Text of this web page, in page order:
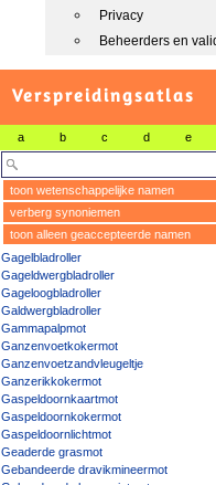
Privacy
Beheerders en
Verspreidingsatlas
a b c d e
toon wetenschappelijke namen
verberg synoniemen
toon alleen geaccepteerde namen
Gagelbladroller
Gageldwergbladroller
Gageloogbladroller
Galdwergbladroller
Gammapalpmot
Ganzenvoetkokermot
Ganzenvoetzandvleugeltje
Ganzerikkokermot
Gaspeldoornkaartmot
Gaspeldoornkokermot
Gaspeldoornlichtmot
Geaderde grasmot
Gebandeerde dravikmineermot